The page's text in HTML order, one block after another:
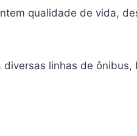
qualidade de vida,
linhas de ônibus,